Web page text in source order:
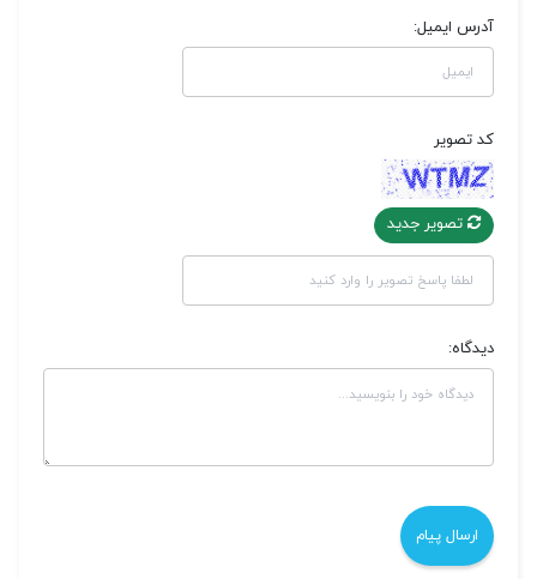
آدرس ایمیل:
کد تصویر
تصویر جدید
دیدگاه: